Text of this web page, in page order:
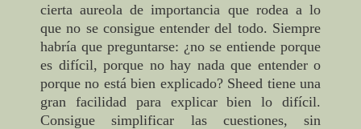
cierta aureola de importancia que rodea a lo
que no se consigue entender del todo. Siempre
habría que preguntarse: ¿no se entiende porque
es difícil, porque no hay nada que entender o
porque no está bien explicado? Sheed tiene una
gran facilidad para explicar bien lo difícil.
Consigue simplificar las cuestiones, sin